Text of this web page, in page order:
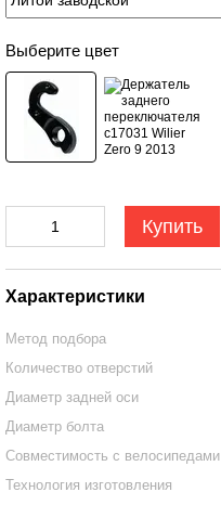
Выберите цвет
Купить
Характеристики
Метод подбора
Количество отверстий
Диаметр задней оси
Диаметр болта
Совместимость с велосипедами
Технология изготовления